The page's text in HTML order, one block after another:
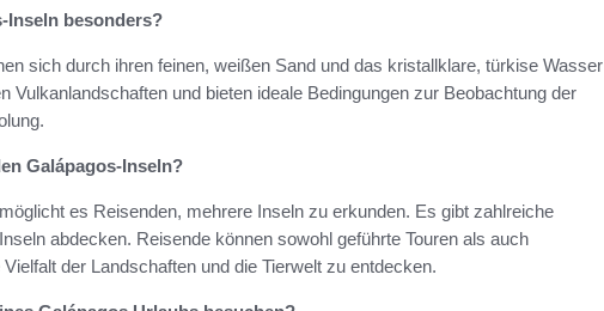
Inseln besonders?
sich durch ihren feinen, weißen Sand und das kristallklare, türkise Wasser
Vulkanlandschaften und bieten ideale Bedingungen zur Beobachtung der
Galápagos-Inseln?
es Reisenden, mehrere Inseln zu erkunden. Es gibt zahlreiche
abdecken. Reisende können sowohl geführte Touren als auch
der Landschaften und die Tierwelt zu entdecken.